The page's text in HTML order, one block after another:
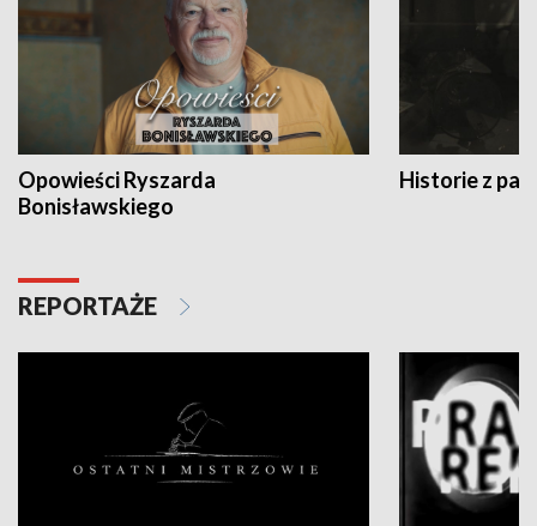
Opowieści Ryszarda
Bonisławskiego
Historie z
REPORTAŻE